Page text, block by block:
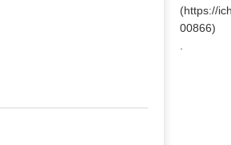
(https://
00866)